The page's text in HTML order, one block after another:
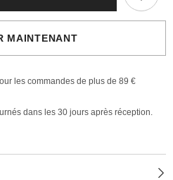
MAINTENANT
les commandes de plus de 89 €
dans les 30 jours après réception.